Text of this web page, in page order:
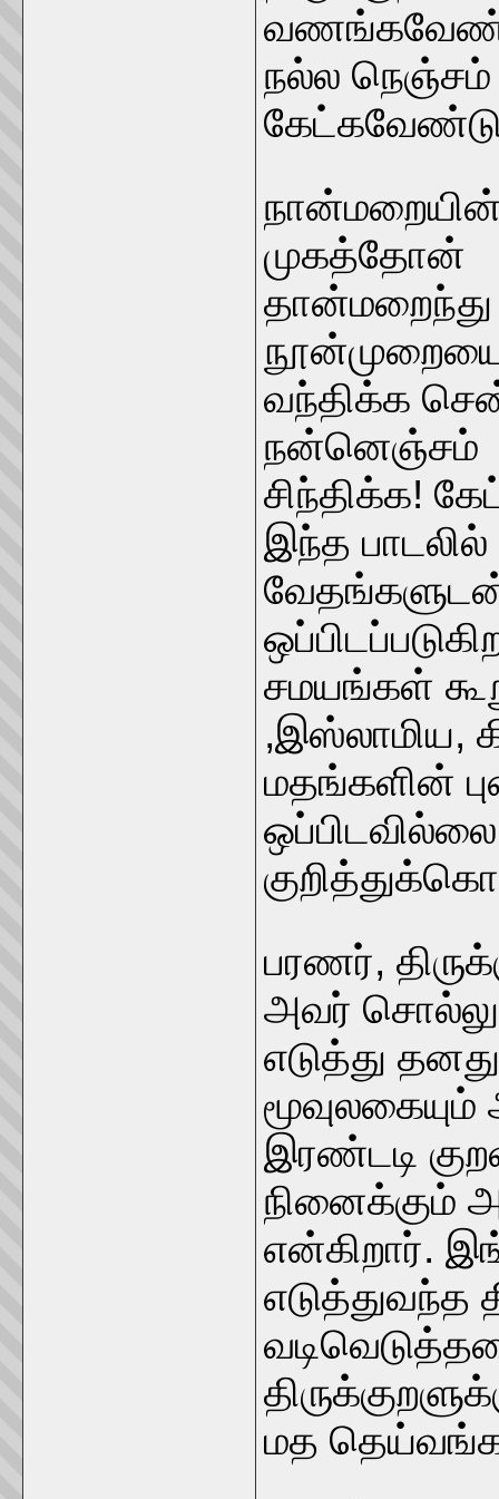
நல்ல நெஞ்சம்
முகத்தோன்
வந்திக்க
நன்னெஞ்சம்
சிந்திக்க!
இந்த
சமயங்கள்
,இஸ்லாமிய,
மதங்களின்
பரணர்,
அவர்
எடுத்து
இரண்டடி
நினைக்கும்
என்கிறார்.
எடுத்துவந்த
மத